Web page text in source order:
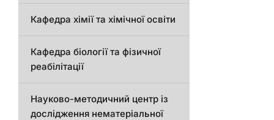
Кафедра хімії та хімічної освіти
Кафедра біології та фізичної
реабілітації
Науково-методичний центр із
дослідження нематеріальної